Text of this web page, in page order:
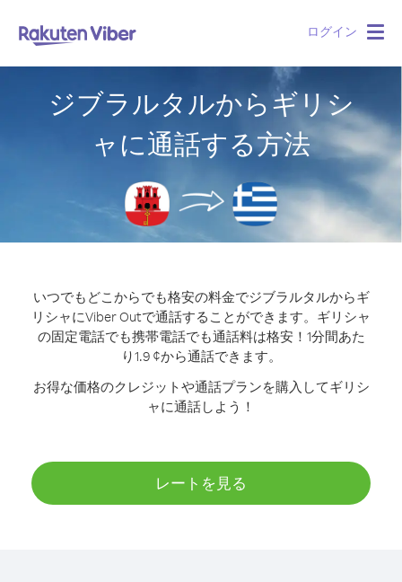
ログイン
ジブラルタルからギリシ
ャに通話する方法
いつでもどこからでも格安の料金でジブラルタルからギ
リシャにViber Outで通話することができます。 ギリシャ
の固定電話でも携帯電話でも通話料は格安！1分間あた
り1.9 ¢から通話できます。
お得な価格のクレジットや通話プランを購入してギリシ
ャに通話しよう！
レートを見る